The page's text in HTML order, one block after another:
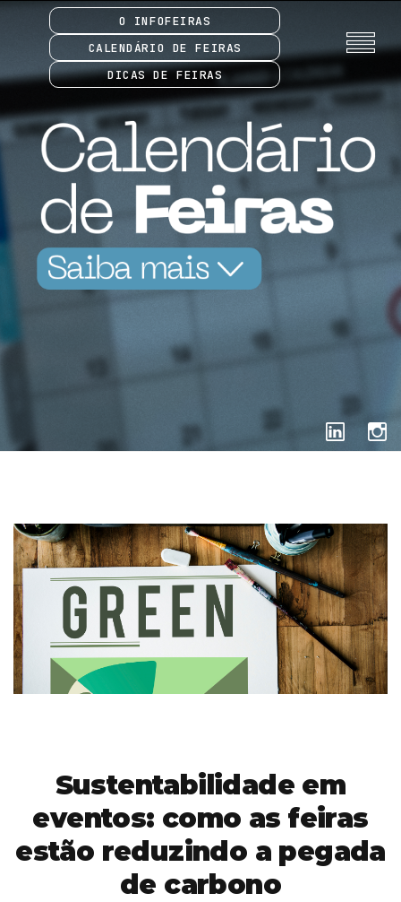
O INFOFEIRAS
CALENDÁRIO DE FEIRAS
DICAS DE FEIRAS
Sustentabilidade em
eventos: como as feiras
estão reduzindo a pegada
de carbono